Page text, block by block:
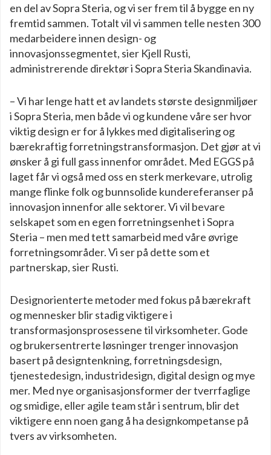
en del av Sopra Steria, og vi ser frem til å bygge en ny
fremtid sammen. Totalt vil vi sammen telle nesten 300
medarbeidere innen design- og
innovasjonssegmentet, sier Kjell Rusti,
administrerende direktør i Sopra Steria Skandinavia.
– Vi har lenge hatt et av landets største designmiljøer
i Sopra Steria, men både vi og kundene våre ser hvor
viktig design er for å lykkes med digitalisering og
bærekraftig forretningstransformasjon. Det gjør at vi
ønsker å gi full gass innenfor området. Med EGGS på
laget får vi også med oss en sterk merkevare, utrolig
mange flinke folk og bunnsolide kundereferanser på
innovasjon innenfor alle sektorer. Vi vil bevare
selskapet som en egen forretningsenhet i Sopra
Steria – men med tett samarbeid med våre øvrige
forretningsområder. Vi ser på dette som et
partnerskap, sier Rusti.
Designorienterte metoder med fokus på bærekraft
og mennesker blir stadig viktigere i
transformasjonsprosessene til virksomheter. Gode
og brukersentrerte løsninger trenger innovasjon
basert på designtenkning, forretningsdesign,
tjenestedesign, industridesign, digital design og mye
mer. Med nye organisasjonsformer der tverrfaglige
og smidige, eller agile team står i sentrum, blir det
viktigere enn noen gang å ha designkompetanse på
tvers av virksomheten.